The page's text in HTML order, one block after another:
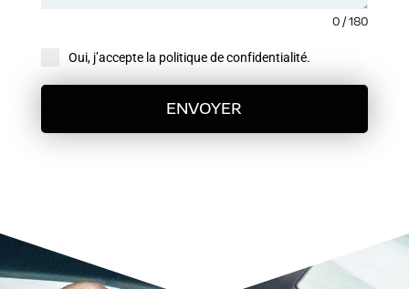
0 / 180
Oui, j’accepte la politique de confidentialité.
ENVOYER